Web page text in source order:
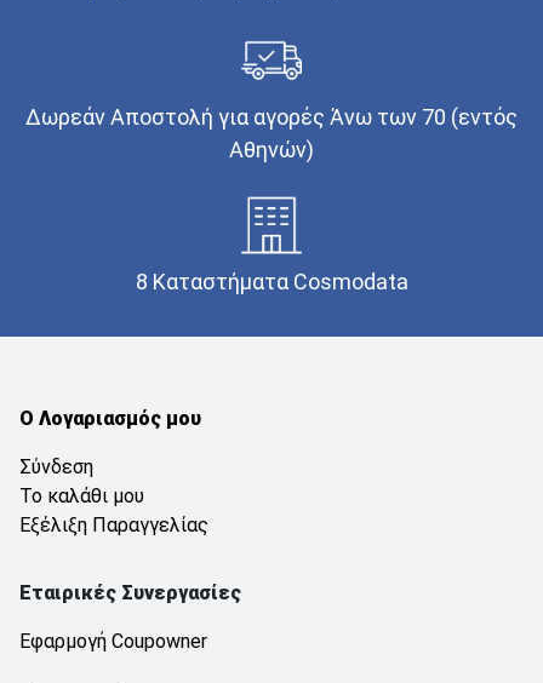
Δωρεάν Αποστολή για αγορές Άνω των 70 (εντός
Αθηνών)
8 Καταστήματα Cosmodata
Ο Λογαριασμός μου
Σύνδεση
Το καλάθι μου
Εξέλιξη Παραγγελίας
Εταιρικές Συνεργασίες
Εφαρμογή Coupowner